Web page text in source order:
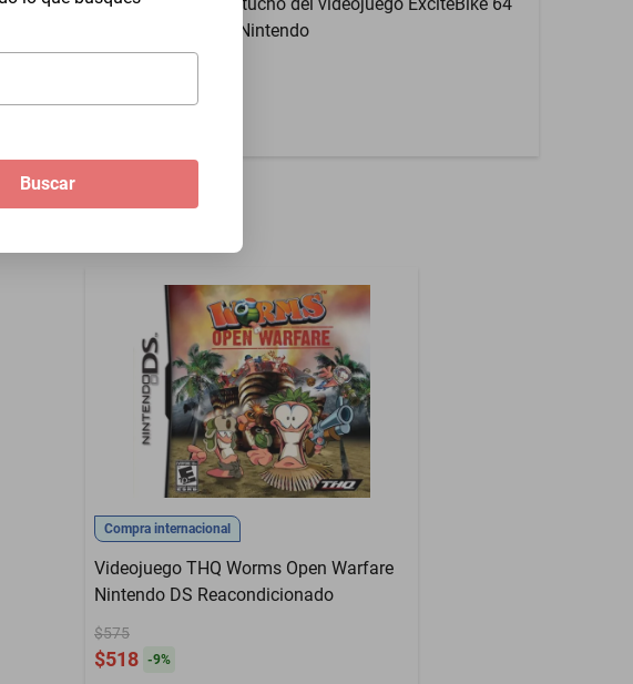
Buscar
de Nintendo
Compra internacional
Videojuego THQ Worms Open Warfare
Nintendo DS Reacondicionado
$575
$518 -9%